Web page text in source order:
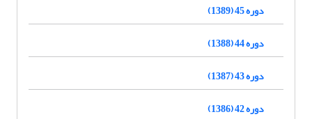
دوره 45 (1389)
دوره 44 (1388)
دوره 43 (1387)
دوره 42 (1386)